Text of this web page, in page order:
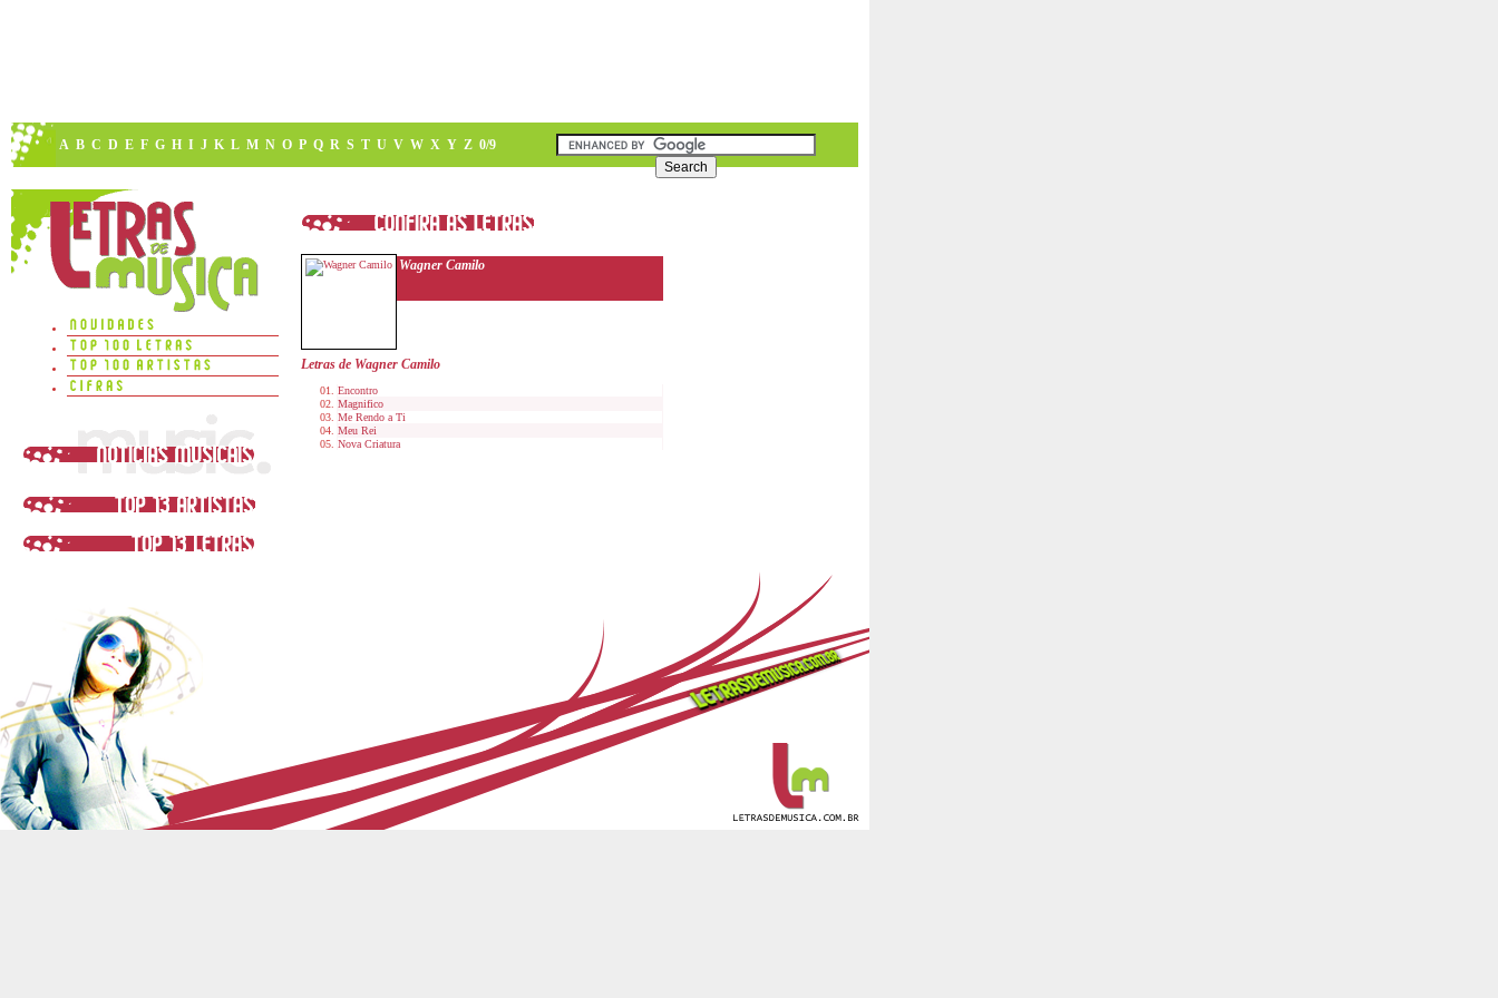
A B C D E F G H I J K L M N O P Q R S T U V W X Y Z 0/9
Wagner Camilo
Letras de Wagner Camilo
Encontro
Magnifico
Me Rendo a Ti
Meu Rei
Nova Criatura